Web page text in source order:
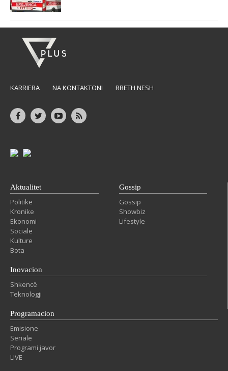
KARRIERA NA KONTAKTONI RRETH NESH
Aktualitet
Politike
Kronike
Ekonomi
Sociale
Kulture
Bota
Gossip
Gossip
Showbiz
Lifestyle
Inovacion
Shkencë
Teknologji
Programacion
Emisione
Seriale
Programi javor
LIVE